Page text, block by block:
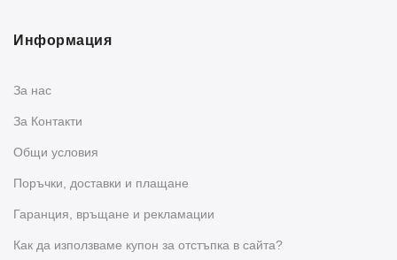
Информация
За нас
За Контакти
Общи условия
Поръчки, доставки и плащане
Гаранция, връщане и рекламации
Как да използваме купон за отстъпка в сайта?